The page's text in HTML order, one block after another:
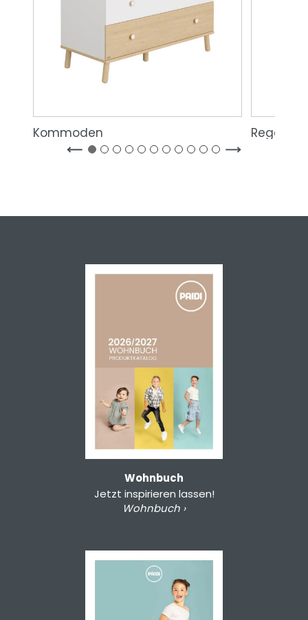
Kommoden Regale
Wohnbuch
Jetzt inspirieren lassen!
Wohnbuch ›